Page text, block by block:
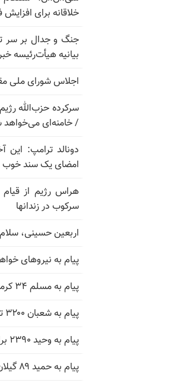
خلاقانه برای
جنگ و جدال بر سر
بیانیه هیأت‌رئیسه
اجلاس شورای ملی
/ خامنه‌ای می‌خواهد
دونالد ترامپ: این
امضای یک سند
هراس رژیم از
سرکوب در زندانها
اربعین حسینی، سلام
پیام به نیروهای خواهان
پیام به مسلم ۳۴ کرمانشاه
پیام به شعبان ۳۲۰۰ تبریز
پیام به وحید ۲۳۹۰ برازجان
پیام به حمید ۸۹ گیلان